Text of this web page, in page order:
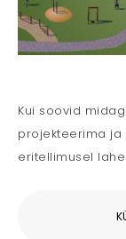
Kui soovid
projekteerima
eritellimusel